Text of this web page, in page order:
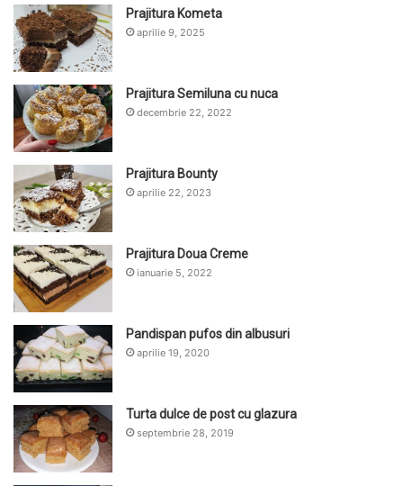
Prajitura Kometa
aprilie 9, 2025
Prajitura Semiluna cu nuca
decembrie 22, 2022
Prajitura Bounty
aprilie 22, 2023
Prajitura Doua Creme
ianuarie 5, 2022
Pandispan pufos din albusuri
aprilie 19, 2020
Turta dulce de post cu glazura
septembrie 28, 2019